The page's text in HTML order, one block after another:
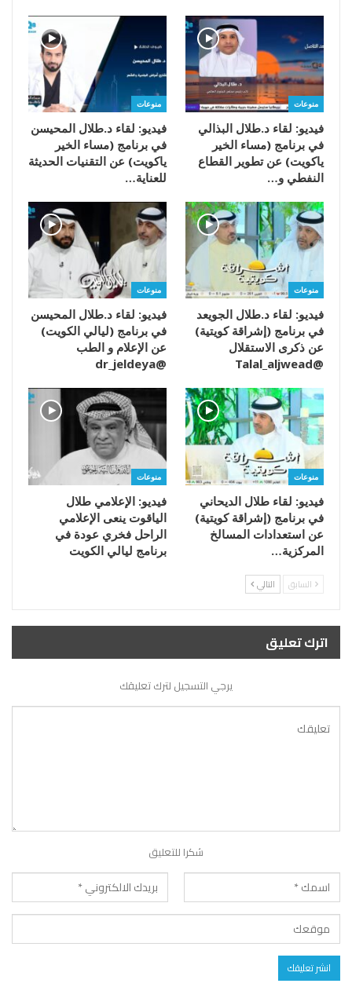
منوعات
فيديو: لقاء د.طلال البذالي
في برنامج (مساء الخير
ياكويت) عن تطوير القطاع
النفطي و…
منوعات
فيديو: لقاء د.طلال المحيسن
في برنامج (مساء الخير
ياكويت) عن التقنيات الحديثة
للعناية…
منوعات
فيديو: لقاء د.طلال الجويعد
في برنامج (إشراقة كويتية)
عن ذكرى الاستقلال
@Talal_aljwead
منوعات
فيديو: لقاء د.طلال المحيسن
في برنامج (ليالي الكويت)
عن الإعلام و الطب
@dr_jeldeya
منوعات
فيديو: لقاء طلال الديحاني
في برنامج (إشراقة كويتية)
عن استعدادات المسالخ
المركزية…
منوعات
فيديو: الإعلامي طلال
الياقوت ينعى الإعلامي
الراحل فخري عودة في
برنامج ليالي الكويت
السابق التالي
اترك تعليق
يرجي التسجيل لترك تعليقك
شكرا للتعليق